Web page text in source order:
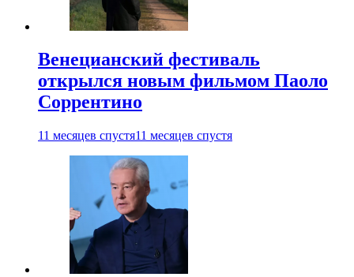
Венецианский фестиваль
открылся новым фильмом Паоло
Соррентино
11 месяцев спустя11 месяцев спустя